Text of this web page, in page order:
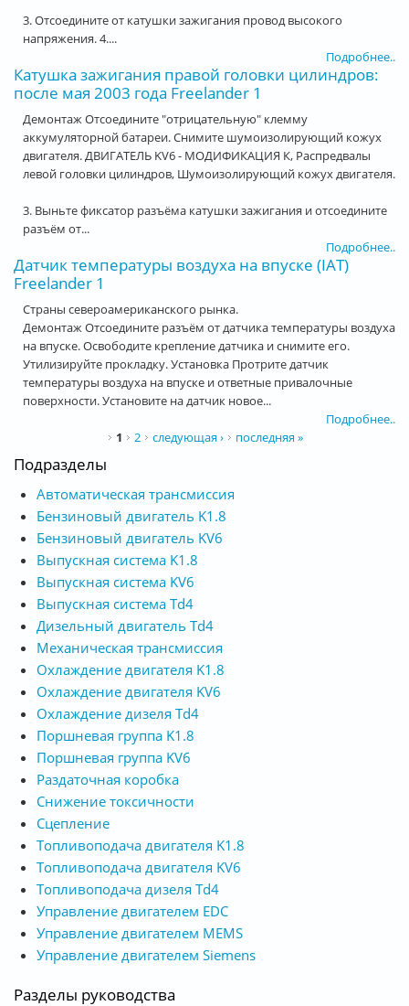
3. Отсоедините от катушки зажигания провод высокого
напряжения. 4....
Подробнее..
Катушка зажигания правой головки цилиндров:
после мая 2003 года Freelander 1
Демонтаж Отсоедините "отрицательную" клемму
аккумуляторной батареи. Снимите шумоизолирующий кожух
двигателя. ДВИГАТЕЛЬ KV6 - МОДИФИКАЦИЯ К, Распредвалы
левой головки цилиндров, Шумоизолирующий кожух двигателя.
3. Выньте фиксатор разъёма катушки зажигания и отсоедините
разъём от...
Подробнее..
Датчик температуры воздуха на впуске (IAT)
Freelander 1
Страны североамериканского рынка.
Демонтаж Отсоедините разъём от датчика температуры воздуха
на впуске. Освободите крепление датчика и снимите его.
Утилизируйте прокладку. Установка Протрите датчик
температуры воздуха на впуске и ответные привалочные
поверхности. Установите на датчик новое...
Подробнее..
1 2 следующая › последняя »
Подразделы
Автоматическая трансмиссия
Бензиновый двигатель K1.8
Бензиновый двигатель KV6
Выпускная система K1.8
Выпускная система KV6
Выпускная система Td4
Дизельный двигатель Td4
Механическая трансмиссия
Охлаждение двигателя K1.8
Охлаждение двигателя KV6
Охлаждение дизеля Td4
Поршневая группа K1.8
Поршневая группа KV6
Раздаточная коробка
Снижение токсичности
Сцепление
Топливоподача двигателя K1.8
Топливоподача двигателя KV6
Топливоподача дизеля Td4
Управление двигателем EDC
Управление двигателем MEMS
Управление двигателем Siemens
Разделы руководства